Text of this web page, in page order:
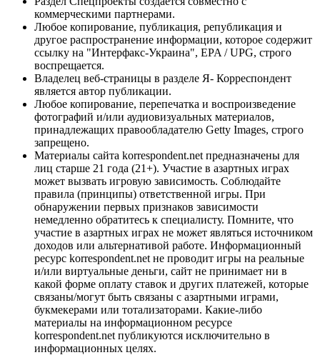
коммерческими партнерами.
Любое копирование, публикация, републикация и
другое распространение информации, которое содержит
ссылку на "Интерфакс-Украина", EPA / UPG, строго
воспрещается.
Владелец веб-страницы в разделе Я- Корреспондент
является автор публикации.
Любое копирование, перепечатка и воспроизведение
фотографий и/или аудиовизуальных материалов,
принадлежащих правообладателю Getty Images, строго
запрещено.
Материалы сайта korrespondent.net предназначены для
лиц старше 21 года (21+). Участие в азартных играх
может вызвать игровую зависимость. Соблюдайте
правила (принципы) ответственной игры. При
обнаружении первых признаков зависимости
немедленно обратитесь к специалисту. Помните, что
участие в азартных играх не может являться источником
доходов или альтернативой работе. Информационный
ресурс korrespondent.net не проводит игры на реальные
и/или виртуальные деньги, сайт не принимает ни в
какой форме оплату ставок и других платежей, которые
связаны/могут быть связаны с азартными играми,
букмекерами или тотализаторами. Какие-либо
материалы на информационном ресурсе
korrespondent.net публикуются исключительно в
информационных целях.